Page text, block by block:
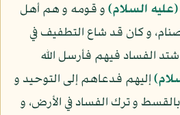
(عليه السلام)و قومه و هم أهل
و كان قد شاع التطفيف في
الفساد فيهم فأرسل الله
إليهم فدعاهم إلى التوحيد و
و ترك الفساد في الأرض، و